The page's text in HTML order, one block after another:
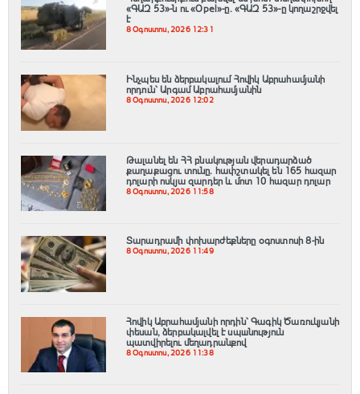
«ԳԱԶ 53»-ն ու «Opel»-ը. «ԳԱԶ 53»-ը կողաշրջվել
է
8 Օգոստոս, 2026 12:31
Ինչպես են ձերբակալում Հովիկ Աբրահամյանի
որդուն՝ Արգամ Աբրահամյանին
8 Օգոստոս, 2026 12:02
Թալանել են ՀՀ բնակության վերադարձած
քաղաքացու տունը․ հափշտակել են 165 հազար
դոլարի ոսկյա զարդեր և մոտ 10 հազար դոլար
8 Օգոստոս, 2026 11:58
Տարադրամի փոխարժեքները օգոստոսի 8-ին
8 Օգոստոս, 2026 11:49
Հովիկ Աբրահամյանի որդին՝ Գագիկ Ծառուկյանի
փեսան, ձերբակալվել է սպшնություն
պատվիրելու մեղադրանքով
8 Օգոստոս, 2026 11:38